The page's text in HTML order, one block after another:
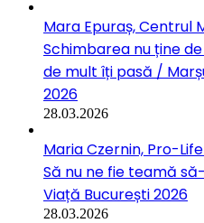
Mara Epuraș, Centrul
Schimbarea nu ține
de mult îți pasă /
2026
28.03.2026
Maria Czernin, Pro-
Să nu ne fie teamă
Viață București 2026
28.03.2026